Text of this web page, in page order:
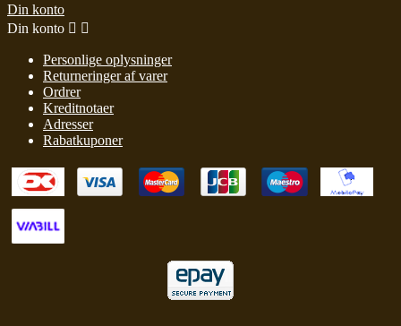
Din konto
Din konto  
Personlige oplysninger
Returneringer af varer
Ordrer
Kreditnotaer
Adresser
Rabatkuponer